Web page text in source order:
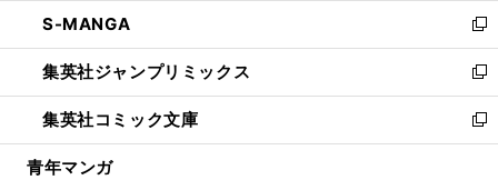
く
で
開
く
ド
ウ
で
開
く
ィ
ン
ド
ウ
で
開
し
い
ウ
ィ
ン
ド
ウ
S-MANGA
新
し
い
ウ
ィ
ン
集英社ジャンプリミックス
新
し
い
ウ
集英社コミック文庫
新
し
青年マンガ